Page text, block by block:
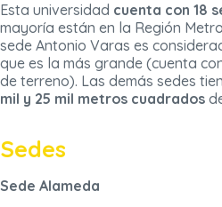
Esta universidad cuenta con 18
mayoría están en la Región
sede Antonio Varas es
que es la más grande (cuenta
de terreno). Las demás sedes
mil y 25 mil metros cuadrados
Sedes
Sede Alameda